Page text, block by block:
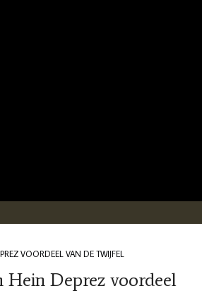
VOORDEEL VAN DE TWIJFEL
Hein Deprez voordeel